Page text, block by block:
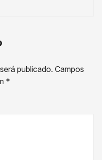
publicado. Campos
*